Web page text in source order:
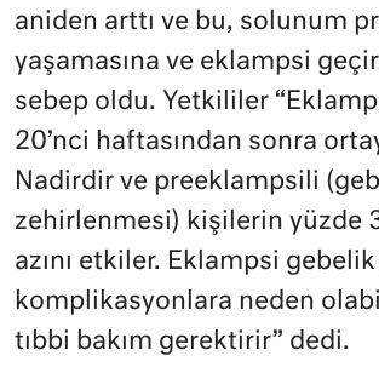
aniden arttı ve bu, solunum
yaşamasına ve eklampsi
sebep oldu. Yetkililer
20’nci haftasından sonra
Nadirdir ve preeklampsili
zehirlenmesi) kişilerin yüzde
azını etkiler. Eklampsi gebelik
komplikasyonlara neden
tıbbi bakım gerektirir” dedi.